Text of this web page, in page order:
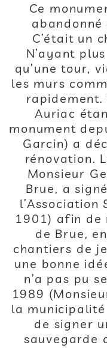
Ce
C’était un
N’ayant
qu’une tour,
les murs
rapidement.
Auriac
monument
Garcin) a
rénovation.
Monsieur
Brue, a
l’Association
1901) afin de
de Brue,
chantiers de
une bonne
n’a pas pu
1989
la municipalité
de signer
sauvegarde